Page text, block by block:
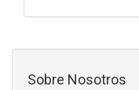
Sobre Nosotros